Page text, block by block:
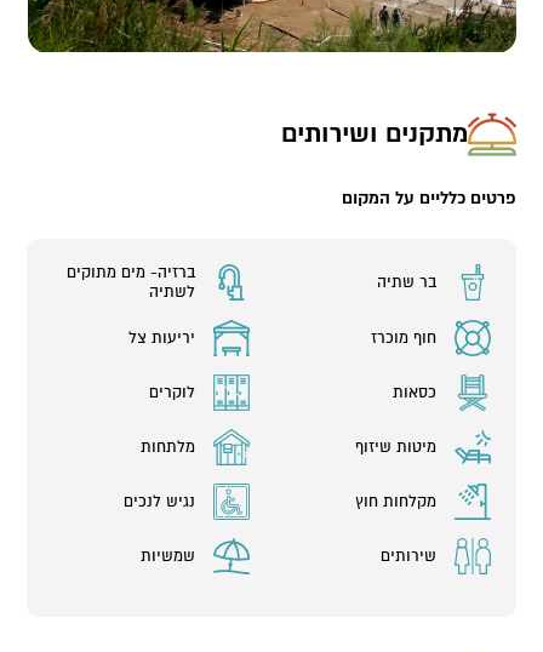
מתקנים ושירותים
פרטים כלליים על המקום
בר שתיה
ברזיה- מים מתוקים
לשתיה
חוף מוכרז יריעות צל
כסאות לוקרים
מיטות שיזוף מלתחות
מקלחות חוץ נגיש לנכים
שירותים שמשיות